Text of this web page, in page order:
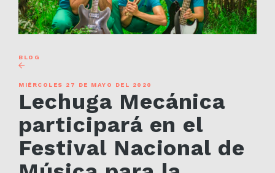
BLOG
MIÉRCOLES 27 DE MAYO DEL 2020
Lechuga Mecánica
participará en el
Festival Nacional de